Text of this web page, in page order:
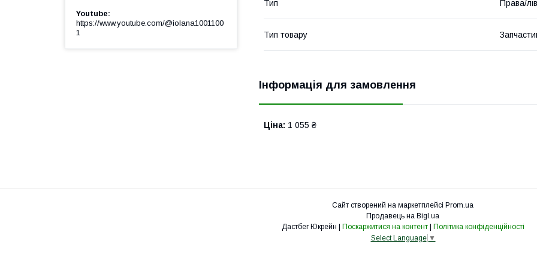
Тип Права/
Тип товару
Інформація для замовлення
Ціна: 1 055 ₴
Youtube
https://www.youtube.com/@iolana1001100
1
Сайт створений на маркетплейсі Prom.ua
Продавець на Bigl.ua
Дастбег Юкрейн | Поскаржитися на контент | Політика конфіденційності
Select Language ▼